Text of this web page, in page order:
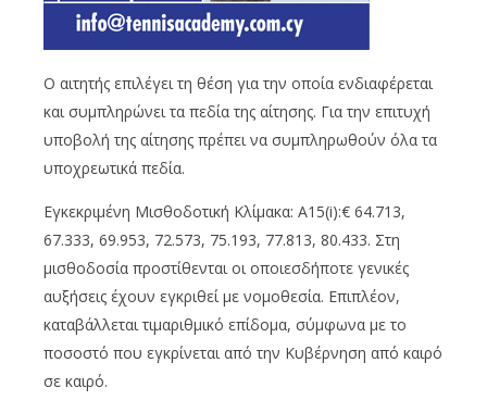
Ο αιτητής επιλέγει τη θέση για την οποία ενδιαφέρεται
και συμπληρώνει τα πεδία της αίτησης. Για την επιτυχή
υποβολή της αίτησης πρέπει να συμπληρωθούν όλα τα
υποχρεωτικά πεδία.
Εγκεκριμένη Μισθοδοτική Κλίμακα: Α15(i):€ 64.713,
67.333, 69.953, 72.573, 75.193, 77.813, 80.433. Στη
μισθοδοσία προστίθενται οι οποιεσδήποτε γενικές
αυξήσεις έχουν εγκριθεί με νομοθεσία. Επιπλέον,
καταβάλλεται τιμαριθμικό επίδομα, σύμφωνα με το
ποσοστό που εγκρίνεται από την Κυβέρνηση από καιρό
σε καιρό.